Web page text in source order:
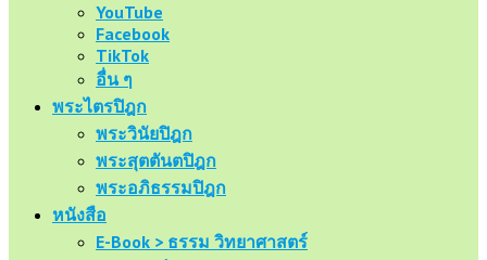
YouTube
Facebook
TikTok
อื่น ๆ
พระไตรปิฎก
พระวินัยปิฎก
พระสุตตันตปิฎก
พระอภิธรรมปิฎก
หนังสือ
E-Book > ธรรม วิทยาศาสตร์